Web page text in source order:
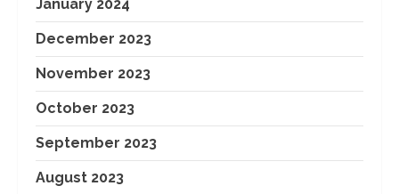
January 2024
December 2023
November 2023
October 2023
September 2023
August 2023